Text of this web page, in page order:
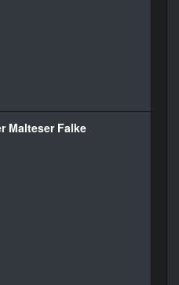
Malteser Falke